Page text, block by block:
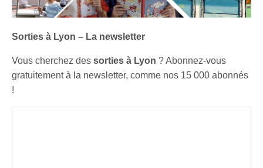
Sorties à Lyon – La newsletter
Vous cherchez dessorties à Lyon ? Abonnez-vous
gratuitement à la newsletter, comme nos 15 000 abonnés
!